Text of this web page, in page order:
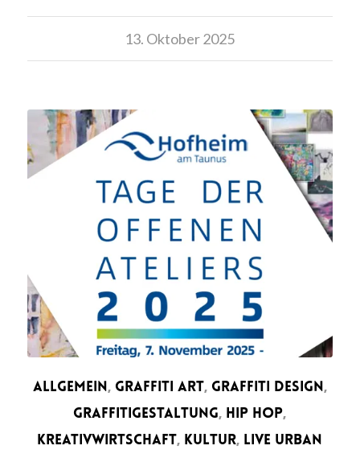
13. Oktober 2025
ALLGEMEIN, GRAFFITI ART, GRAFFITI DESIGN,
GRAFFITIGESTALTUNG, HIP HOP,
KREATIVWIRTSCHAFT, KULTUR, LIVE URBAN